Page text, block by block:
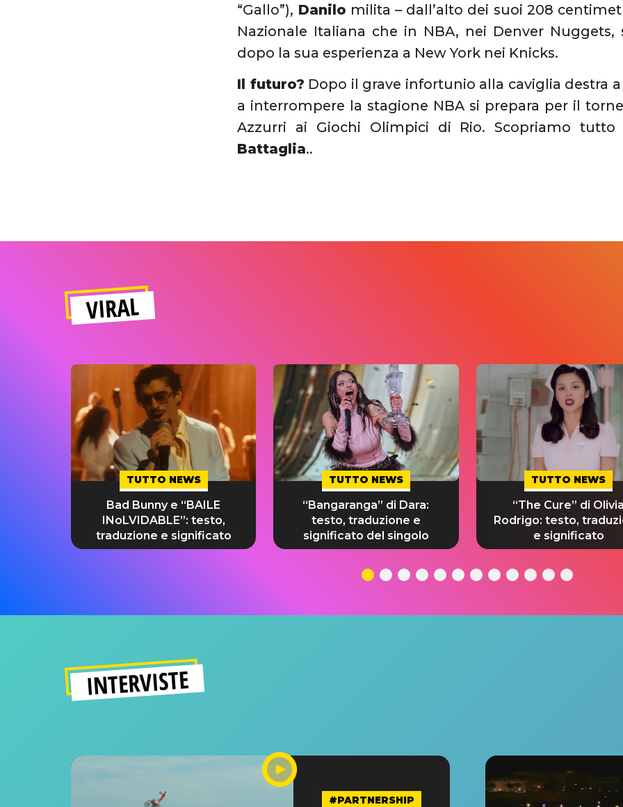
“Gallo”), Danilo milita – dall’alto dei suoi 208
Nazionale Italiana che in NBA, nei Denver Nuggets,
dopo la sua esperienza a New York nei Knicks.
Il futuro? Dopo il grave infortunio alla caviglia destra
a interrompere la stagione NBA si prepara per il
Azzurri ai Giochi Olimpici di Rio. Scopriamo
Battaglia..
VIRAL
TUTTO NEWS
Bad Bunny e “BAILE
INoLVIDABLE”: testo,
traduzione e significato
TUTTO NEWS
“Bangaranga” di Dara:
testo, traduzione e
significato del singolo
TUTTO NEWS
“The Cure” di Olivia
Rodrigo: testo,
e significato
INTERVISTE
#PARTNERSHIP